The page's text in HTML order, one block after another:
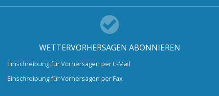
WETTERVORHERSAGEN ABONNIEREN
Einschreibung für Vorhersagen per E-Mail
Einschreibung für Vorhersagen per Fax